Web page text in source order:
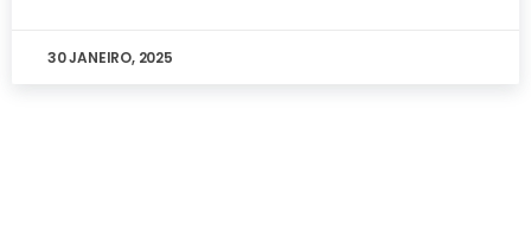
30 JANEIRO, 2025